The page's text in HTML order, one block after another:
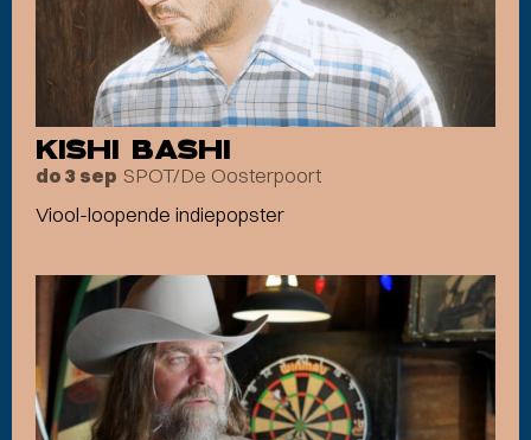
KISHI BASHI
do 3 sep SPOT/De Oosterpoort
Viool-loopende indiepopster